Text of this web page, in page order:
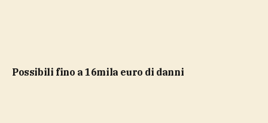
possibili fino a 16mila euro di danni